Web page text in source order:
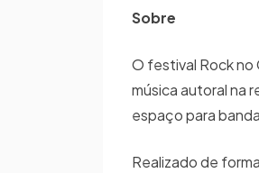
Sobre
O festival Rock no
música autoral na
espaço para
Realizado de